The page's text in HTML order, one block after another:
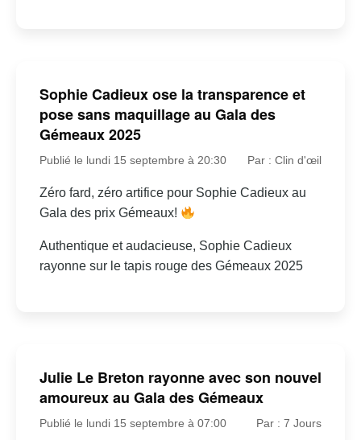
Sophie Cadieux ose la transparence et
pose sans maquillage au Gala des
Gémeaux 2025
Publié le lundi 15 septembre à 20:30 Par : Clin d'œil
Zéro fard, zéro artifice pour Sophie Cadieux au
Gala des prix Gémeaux!
Authentique et audacieuse, Sophie Cadieux
rayonne sur le tapis rouge des Gémeaux 2025
Julie Le Breton rayonne avec son nouvel
amoureux au Gala des Gémeaux
Publié le lundi 15 septembre à 07:00 Par : 7 Jours